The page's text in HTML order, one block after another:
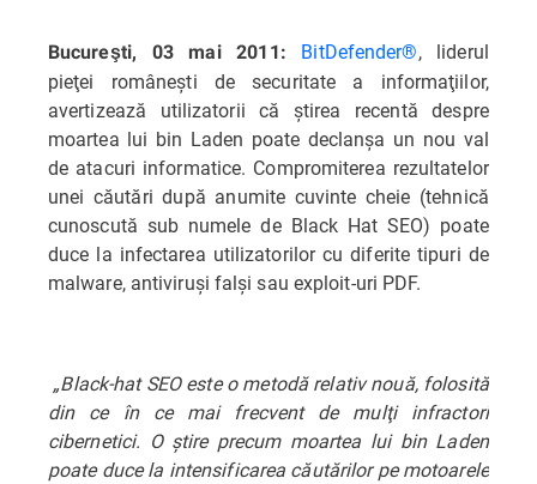
Bucureşti, 03 mai 2011: BitDefender®, liderul
pieţei româneşti de securitate a informaţiilor,
avertizează utilizatorii că ştirea recentă despre
moartea lui bin Laden poate declanşa un nou val
de atacuri informatice. Compromiterea rezultatelor
unei căutări după anumite cuvinte cheie (tehnică
cunoscută sub numele de Black Hat SEO) poate
duce la infectarea utilizatorilor cu diferite tipuri de
malware, antiviruşi falşi sau exploit-uri PDF.
„Black-hat SEO este o metodă relativ nouă, folosită
din ce în ce mai frecvent de mulţi infractori
cibernetici. O ştire precum moartea lui bin Laden
poate duce la intensificarea căutărilor pe motoarele